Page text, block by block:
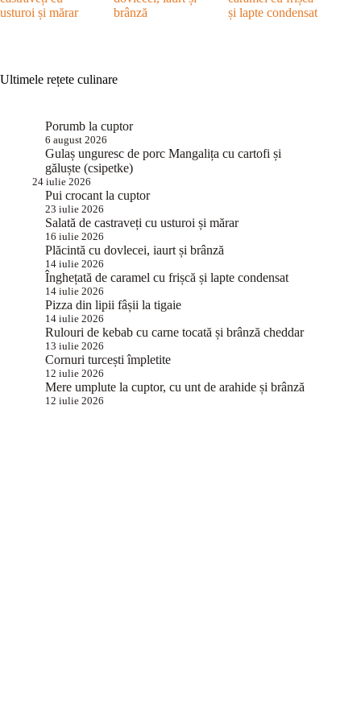
usturoi și mărar
brânză
și lapte condensat
Ultimele rețete culinare
Porumb la cuptor
6 august 2026
Gulaș unguresc de porc Mangalița cu cartofi și
găluște (csipetke)
24 iulie 2026
Pui crocant la cuptor
23 iulie 2026
Salată de castraveți cu usturoi și mărar
16 iulie 2026
Plăcintă cu dovlecei, iaurt și brânză
14 iulie 2026
Înghețată de caramel cu frișcă și lapte condensat
14 iulie 2026
Pizza din lipii fâșii la tigaie
14 iulie 2026
Rulouri de kebab cu carne tocată și brânză cheddar
13 iulie 2026
Cornuri turcești împletite
12 iulie 2026
Mere umplute la cuptor, cu unt de arahide și brânză
12 iulie 2026